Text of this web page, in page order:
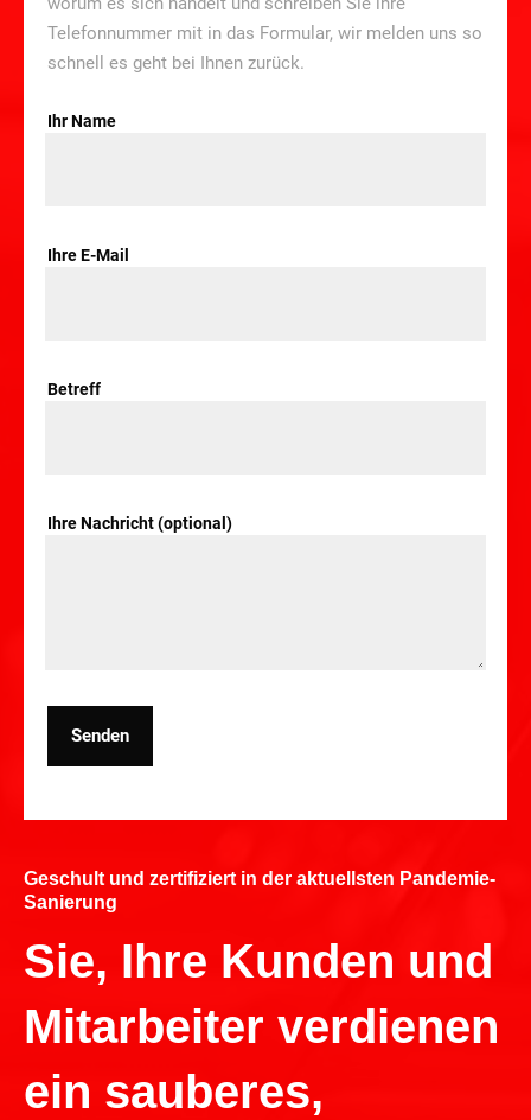
Telefonnummer mit in das Formular, wir melden uns so
schnell es geht bei Ihnen zurück.
Ihr Name
Ihre E-Mail
Betreff
Ihre Nachricht (optional)
Senden
Geschult und zertifiziert in der aktuellsten Pandemie-
Sanierung
Sie, Ihre Kunden und
Mitarbeiter verdienen
ein sauberes,